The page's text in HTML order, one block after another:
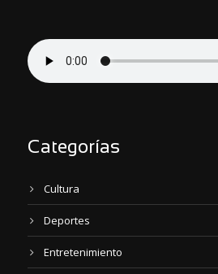
Categorías
Cultura
Deportes
Entretenimiento